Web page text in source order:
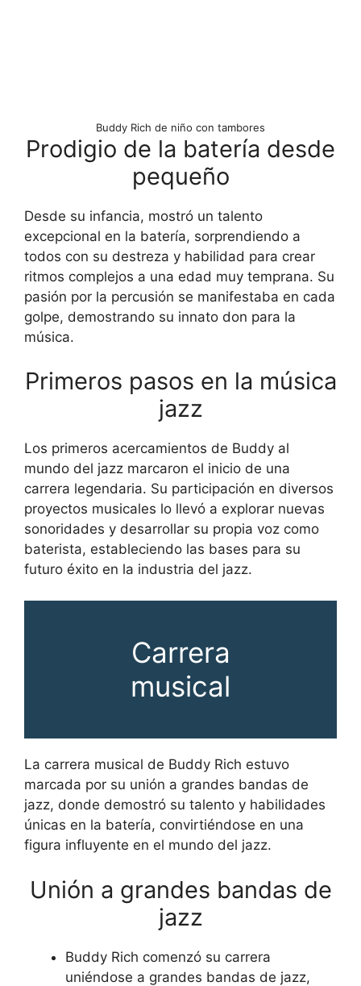
Buddy Rich de niño con tambores
Prodigio de la batería desde
pequeño
Desde su infancia, mostró un talento
excepcional en la batería, sorprendiendo a
todos con su destreza y habilidad para crear
ritmos complejos a una edad muy temprana. Su
pasión por la percusión se manifestaba en cada
golpe, demostrando su innato don para la
música.
Primeros pasos en la música
jazz
Los primeros acercamientos de Buddy al
mundo del jazz marcaron el inicio de una
carrera legendaria. Su participación en diversos
proyectos musicales lo llevó a explorar nuevas
sonoridades y desarrollar su propia voz como
baterista, estableciendo las bases para su
futuro éxito en la industria del jazz.
Carrera
musical
La carrera musical de Buddy Rich estuvo
marcada por su unión a grandes bandas de
jazz, donde demostró su talento y habilidades
únicas en la batería, convirtiéndose en una
figura influyente en el mundo del jazz.
Unión a grandes bandas de
jazz
Buddy Rich comenzó su carrera
uniéndose a grandes bandas de jazz,